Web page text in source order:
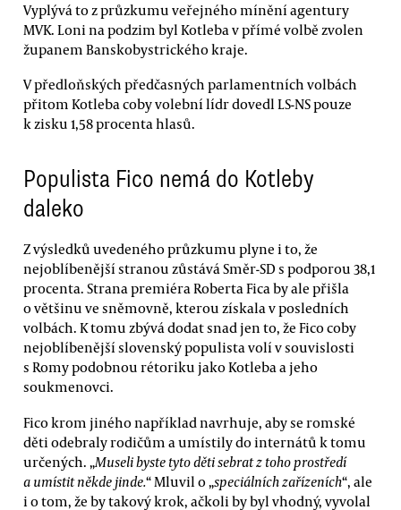
Vyplývá to z průzkumu veřejného mínění agentury
MVK. Loni na podzim byl Kotleba v přímé volbě zvolen
županem Banskobystrického kraje.
V předloňských předčasných parlamentních volbách
přitom Kotleba coby volební lídr dovedl LS-NS pouze
k zisku 1,58 procenta hlasů.
Populista Fico nemá do Kotleby
daleko
Z výsledků uvedeného průzkumu plyne i to, že
nejoblíbenější stranou zůstává Směr-SD s podporou 38,1
procenta. Strana premiéra Roberta Fica by ale přišla
o většinu ve sněmovně, kterou získala v posledních
volbách. K tomu zbývá dodat snad jen to, že Fico coby
nejoblíbenější slovenský populista volí v souvislosti
s Romy podobnou rétoriku jako Kotleba a jeho
soukmenovci.
Fico krom jiného například navrhuje, aby se romské
děti odebraly rodičům a umístily do internátů k tomu
určených. „Museli byste tyto děti sebrat z toho prostředí
a umístit někde jinde.“ Mluvil o „speciálních zařízeních“, ale
i o tom, že by takový krok, ačkoli by byl vhodný, vyvolal